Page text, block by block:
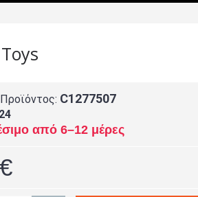
C1277507
από 6–12 μέρες